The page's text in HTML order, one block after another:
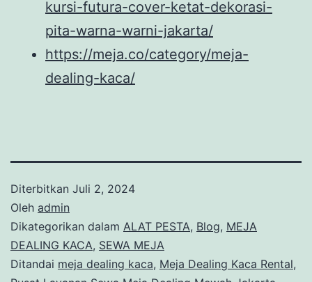
kursi-futura-cover-ketat-dekorasi-
pita-warna-warni-jakarta/
https://meja.co/category/meja-
dealing-kaca/
Diterbitkan Juli 2, 2024
Oleh admin
Dikategorikan dalam ALAT PESTA, Blog, MEJA
DEALING KACA, SEWA MEJA
Ditandai meja dealing kaca, Meja Dealing Kaca Rental,